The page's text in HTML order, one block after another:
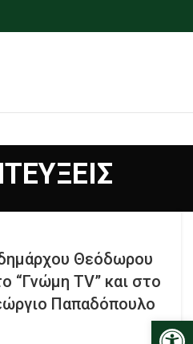
Θεόδωρου
“Γνώμη TV” και στο
Παπαδόπουλο